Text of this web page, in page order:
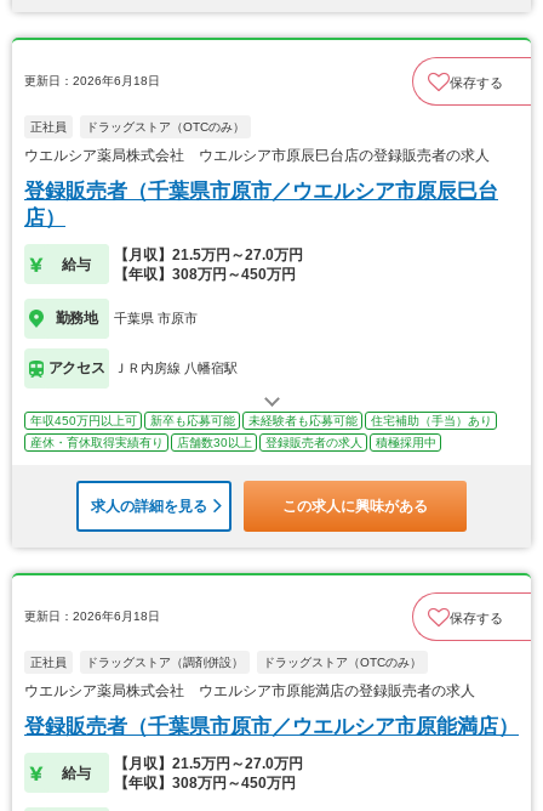
更新日：2026年6月18日 保存する
正社員 ドラッグストア（OTCのみ）
ウエルシア薬局株式会社 ウエルシア市原辰巳台店の登録販売者の求人
登録販売者（千葉県市原市／ウエルシア市原辰巳台
店）
給与
【月収】21.5万円～27.0万円
【年収】308万円～450万円
勤務地 千葉県 市原市
アクセス ＪＲ内房線 八幡宿駅
年収450万円以上可 新卒も応募可能 未経験者も応募可能
住宅補助（手当）あり
産休・育休取得実績有り
店舗数30以上 登録販売者の求人 積極採用中
求人の詳細を見る この求人に興味がある
更新日：2026年6月18日 保存する
正社員 ドラッグストア（調剤併設） ドラッグストア（OTCのみ）
ウエルシア薬局株式会社 ウエルシア市原能満店の登録販売者の求人
登録販売者（千葉県市原市／ウエルシア市原能満店）
給与
【月収】21.5万円～27.0万円
【年収】308万円～450万円